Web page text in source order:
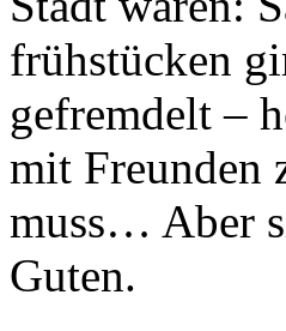
frühstücken
gefremdelt –
mit Freunden
muss… Aber
Guten.